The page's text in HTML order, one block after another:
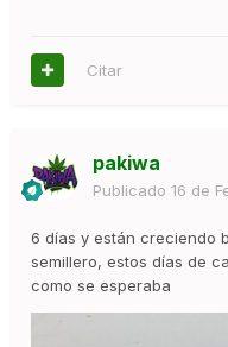
Citar
pakiwa
Publicado 16 de
6 días y están creciendo
semillero, estos días de
como se esperaba